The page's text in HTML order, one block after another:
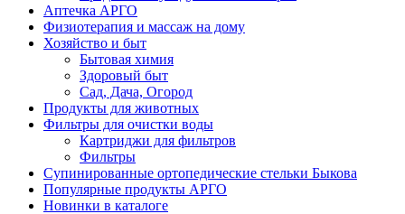
Аптечка АРГО
Физиотерапия и массаж на дому
Хозяйство и быт
Бытовая химия
Здоровый быт
Сад, Дача, Огород
Продукты для животных
Фильтры для очистки воды
Картриджи для фильтров
Фильтры
Супинированные ортопедические стельки Быкова
Популярные продукты АРГО
Новинки в каталоге